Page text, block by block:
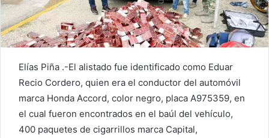
Elías Piña .-El alistado fue identificado como Eduar
Recio Cordero, quien era el conductor del automóvil
marca Honda Accord, color negro, placa A975359, en
el cual fueron encontrados en el baúl del vehículo,
400 paquetes de cigarrillos marca Capital,